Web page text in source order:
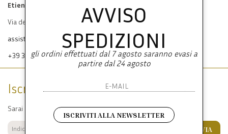
Etienne srl
Via dei Mille, 47 80121 Napoli
assistenza@etienneabbigliamento.com
+39 333 574 1398
Iscriviti alla newsletter
Sarai sempre aggiornato su offerte e promozioni.
INVIA
AVVISO
SPEDIZIONI
gli ordini effettuati dal 7 agosto saranno evasi a
partire dal 24 agosto
ISCRIVITI ALLA NEWSLETTER